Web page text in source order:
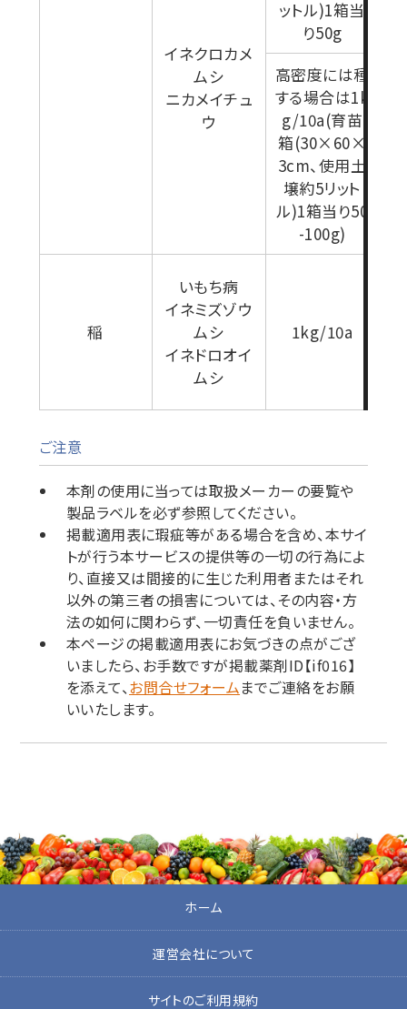
イネクロカメ
ムシ
ニカメイチュ
ウ
ットル)1箱当
り50g
高密度には種
する場合は1k
g/10a(育苗
箱(30×60×
3cm、使用土
壌約5リット
ル)1箱当り50
-100g)
稲
いもち病
イネミズゾウ
ムシ
イネドロオイ
ムシ
1kg/10a
ご注意
本剤の使用に当っては取扱メーカーの要覧や
製品ラベルを必ず参照してください。
掲載適用表に瑕疵等がある場合を含め、本サイ
トが行う本サービスの提供等の一切の行為によ
り、直接又は間接的に生じた利用者またはそれ
以外の第三者の損害については、その内容・方
法の如何に関わらず、一切責任を負いません。
本ページの掲載適用表にお気づきの点がござ
いましたら、お手数ですが掲載薬剤ID【if016】
を添えて、お問合せフォームまでご連絡をお願
いいたします。
ホーム
運営会社について
サイトのご利用規約